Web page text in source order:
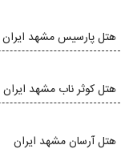
هتل پارسیس مشهد ایران
هتل کوثر ناب مشهد ایران
هتل آرسان مشهد ایران